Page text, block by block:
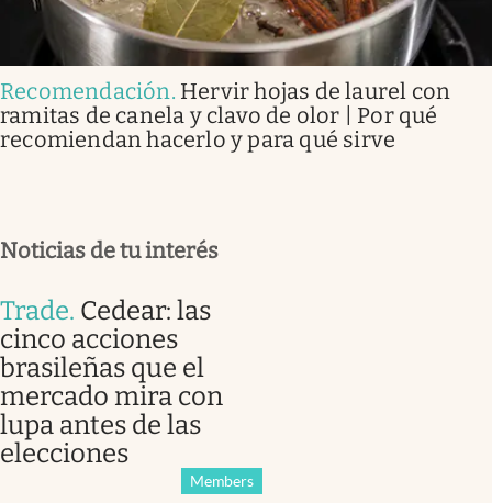
Recomendación. Hervir hojas de laurel con
ramitas de canela y clavo de olor | Por qué
recomiendan hacerlo y para qué sirve
Noticias de tu interés
Trade. Cedear: las
cinco acciones
brasileñas que el
mercado mira con
lupa antes de las
elecciones
Members